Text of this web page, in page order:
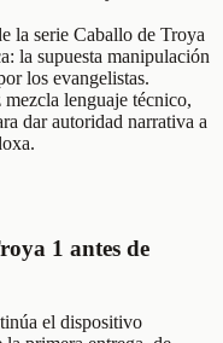
la serie Caballo de Troya
la supuesta manipulación
los evangelistas.
lenguaje técnico,
dar autoridad narrativa a
1 antes de
el dispositivo